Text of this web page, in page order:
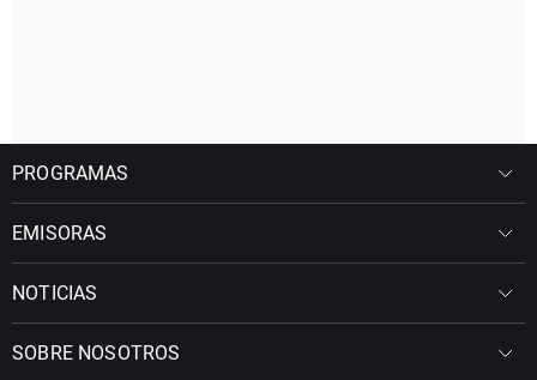
PROGRAMAS
EMISORAS
NOTICIAS
SOBRE NOSOTROS